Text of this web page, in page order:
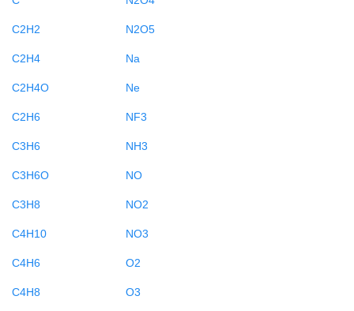
C2H2
C2H4
C2H4O
C2H6
C3H6
C3H6O
C3H8
C4H10
C4H6
C4H8
N2O5
Na
Ne
NF3
NH3
NO
NO2
NO3
O2
O3